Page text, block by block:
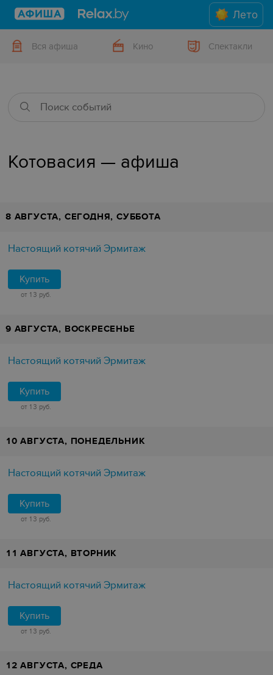
Лето
Вся афиша Кино Спектакли
Котовасия — афиша
8 АВГУСТА, СЕГОДНЯ, СУББОТА
Настоящий котячий Эрмитаж
Купить
от 13 руб.
9 АВГУСТА, ВОСКРЕСЕНЬЕ
Настоящий котячий Эрмитаж
Купить
от 13 руб.
10 АВГУСТА, ПОНЕДЕЛЬНИК
Настоящий котячий Эрмитаж
Купить
от 13 руб.
11 АВГУСТА, ВТОРНИК
Настоящий котячий Эрмитаж
Купить
от 13 руб.
12 АВГУСТА, СРЕДА